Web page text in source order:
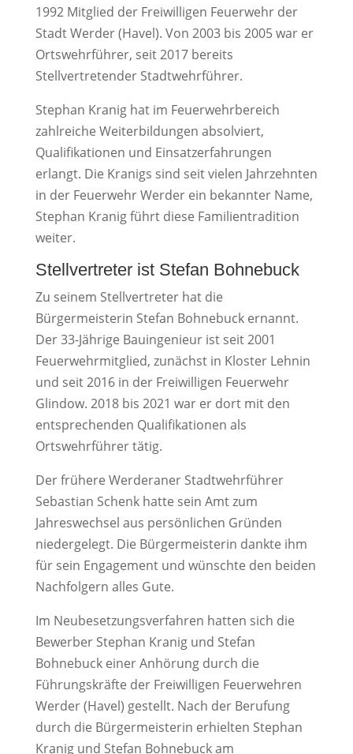
1992 Mitglied der Freiwilligen Feuerwehr der
Stadt Werder (Havel). Von 2003 bis 2005 war er
Ortswehrführer, seit 2017 bereits
Stellvertretender Stadtwehrführer.
Stephan Kranig hat im Feuerwehrbereich
zahlreiche Weiterbildungen absolviert,
Qualifikationen und Einsatzerfahrungen
erlangt. Die Kranigs sind seit vielen Jahrzehnten
in der Feuerwehr Werder ein bekannter Name,
Stephan Kranig führt diese Familientradition
weiter.
Stellvertreter ist Stefan Bohnebuck
Zu seinem Stellvertreter hat die
Bürgermeisterin Stefan Bohnebuck ernannt.
Der 33-Jährige Bauingenieur ist seit 2001
Feuerwehrmitglied, zunächst in Kloster Lehnin
und seit 2016 in der Freiwilligen Feuerwehr
Glindow. 2018 bis 2021 war er dort mit den
entsprechenden Qualifikationen als
Ortswehrführer tätig.
Der frühere Werderaner Stadtwehrführer
Sebastian Schenk hatte sein Amt zum
Jahreswechsel aus persönlichen Gründen
niedergelegt. Die Bürgermeisterin dankte ihm
für sein Engagement und wünschte den beiden
Nachfolgern alles Gute.
Im Neubesetzungsverfahren hatten sich die
Bewerber Stephan Kranig und Stefan
Bohnebuck einer Anhörung durch die
Führungskräfte der Freiwilligen Feuerwehren
Werder (Havel) gestellt. Nach der Berufung
durch die Bürgermeisterin erhielten Stephan
Kranig und Stefan Bohnebuck am